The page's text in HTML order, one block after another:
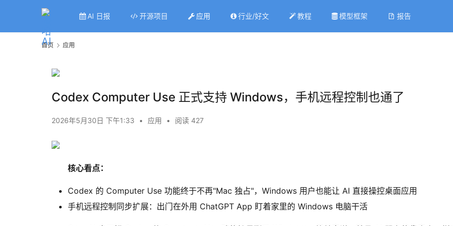
AI 日报 开源项目 应用 行业/好文 教程 模型框架 报告
首页 应用
Codex Computer Use 正式支持 Windows，手机远程控制也通了
2026年5月30日 下午1:33 • 应用 • 阅读 427
核心看点：
Codex 的 Computer Use 功能终于不再"Mac 独占"，Windows 用户也能让 AI 直接操控桌面应用
手机远程控制同步扩展：出门在外用 ChatGPT App 盯着家里的 Windows 电脑干活